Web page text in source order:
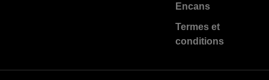
Encans
Termes et
conditions